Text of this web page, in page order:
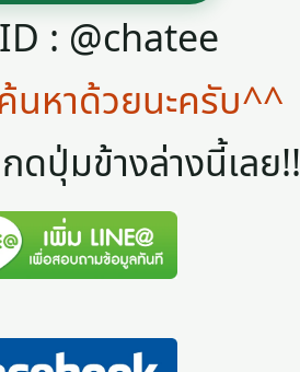
: @chatee
นหาด้วยนะครับ^^
ดปุ่มข้างล่างนี้เลย!!